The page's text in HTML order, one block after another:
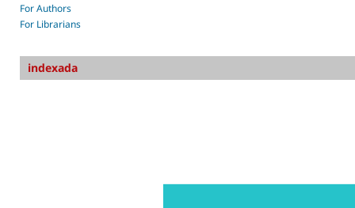
For Authors
For Librarians
indexada